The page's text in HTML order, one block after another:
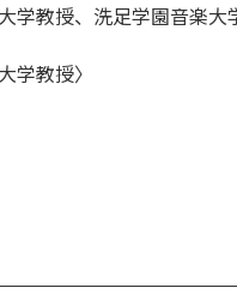
学教授、洗足学園音楽大
学教授〉